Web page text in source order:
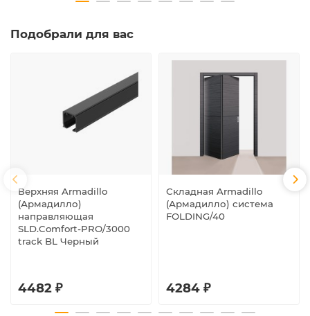
Подобрали для вас
Верхняя Armadillo
(Армадилло)
направляющая
SLD.Comfort-PRO/3000
track BL Черный
4482 ₽
Складная Armadillo
(Армадилло) система
FOLDING/40
4284 ₽